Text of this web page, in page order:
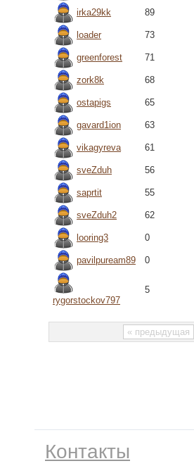
irka29kk 89
loader 73
greenforest 71
zork8k 68
ostapigs 65
gavard1ion 63
vikagyreva 61
sveZduh 56
saprtit 55
sveZduh2 62
looring3 0
pavilpuream89 0
rygorstockov797
5
« предыдущая
Контакты